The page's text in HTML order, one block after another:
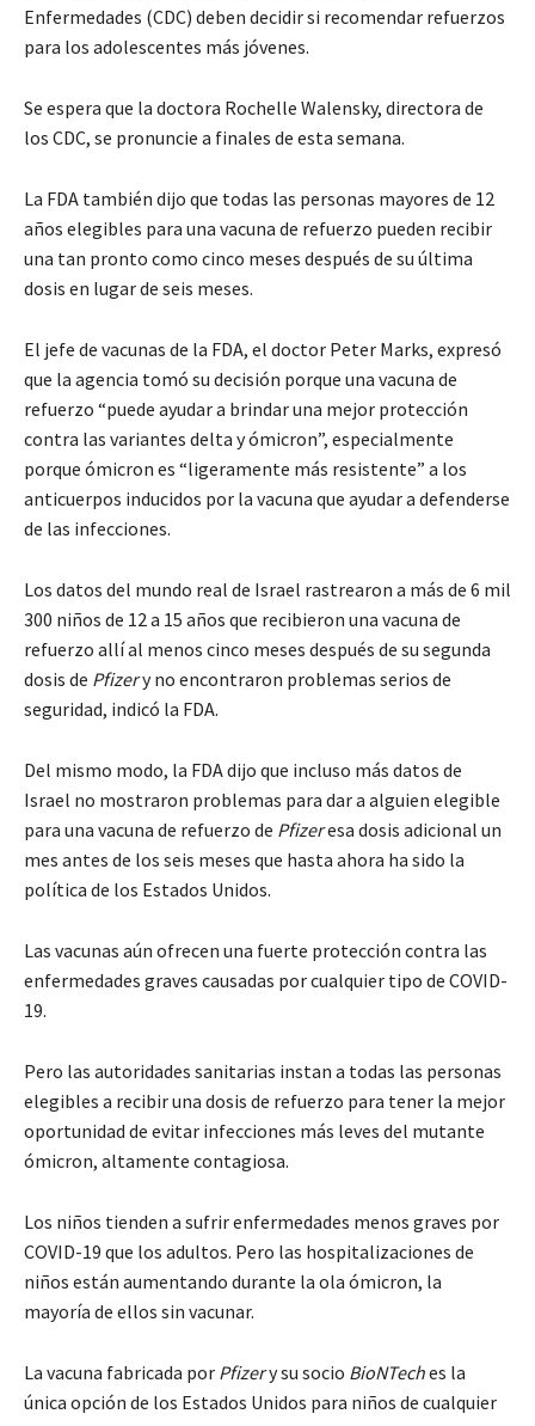
Enfermedades (CDC) deben decidir si recomendar refuerzos
para los adolescentes más jóvenes.
Se espera que la doctora Rochelle Walensky, directora de
los CDC, se pronuncie a finales de esta semana.
La FDA también dijo que todas las personas mayores de 12
años elegibles para una vacuna de refuerzo pueden recibir
una tan pronto como cinco meses después de su última
dosis en lugar de seis meses.
El jefe de vacunas de la FDA, el doctor Peter Marks, expresó
que la agencia tomó su decisión porque una vacuna de
refuerzo “puede ayudar a brindar una mejor protección
contra las variantes delta y ómicron”, especialmente
porque ómicron es “ligeramente más resistente” a los
anticuerpos inducidos por la vacuna que ayudar a defenderse
de las infecciones.
Los datos del mundo real de Israel rastrearon a más de 6 mil
300 niños de 12 a 15 años que recibieron una vacuna de
refuerzo allí al menos cinco meses después de su segunda
dosis de Pfizery no encontraron problemas serios de
seguridad, indicó la FDA.
Del mismo modo, la FDA dijo que incluso más datos de
Israel no mostraron problemas para dar a alguien elegible
para una vacuna de refuerzo de Pfizeresa dosis adicional un
mes antes de los seis meses que hasta ahora ha sido la
política de los Estados Unidos.
Las vacunas aún ofrecen una fuerte protección contra las
enfermedades graves causadas por cualquier tipo de COVID-
19.
Pero las autoridades sanitarias instan a todas las personas
elegibles a recibir una dosis de refuerzo para tener la mejor
oportunidad de evitar infecciones más leves del mutante
ómicron, altamente contagiosa.
Los niños tienden a sufrir enfermedades menos graves por
COVID-19 que los adultos. Pero las hospitalizaciones de
niños están aumentando durante la ola ómicron, la
mayoría de ellos sin vacunar.
La vacuna fabricada por Pfizery su socio BioNTeches la
única opción de los Estados Unidos para niños de cualquier